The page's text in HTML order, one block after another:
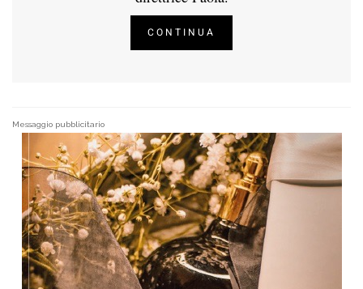
CONTINUA
Messaggio pubblicitario